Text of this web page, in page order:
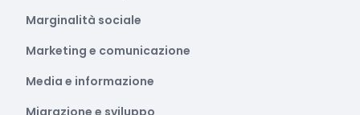
Marginalità sociale
Marketing e comunicazione
Media e informazione
Migrazione e sviluppo